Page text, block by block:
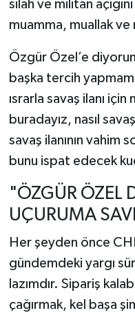
silah ve militan
muamma, muallak ve
Özgür Özel’e
başka tercih
ısrarla savaş ilanı
buradayız, nasıl
savaş ilanının vahim
bunu ispat edecek
"ÖZGÜR ÖZEL
UÇURUMA
Her şeyden önce
gündemdeki yargı
lazımdır. Sipariş
çağırmak, kel başa